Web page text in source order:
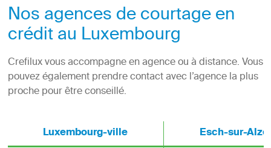
Nos agences de courtage en
crédit au Luxembourg
Crefilux vous accompagne en agence ou à distance. Vous
pouvez également prendre contact avec l’agence la plus
proche pour être conseillé.
Luxembourg-ville Esch-sur-